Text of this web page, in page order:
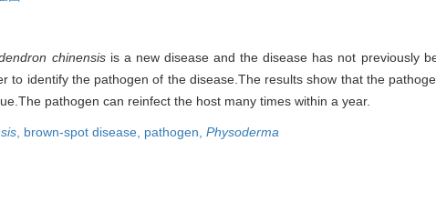
chinensisis a new disease and the disease has not previously
to identify the pathogen of the disease.The results show that the
pathogen can reinfect the host many times within a year.
brown-spot disease, pathogen, Physoderma